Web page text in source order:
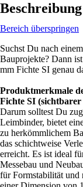
Beschreibung
Bereich überspringen
Suchst Du nach
Bauprojekte? Dann
mm Fichte SI genau
Produktmerkmale
Fichte SI
Darum solltest Du
Leimbinder, bietet
zu herkömmlichem
das schichtweise
erreicht. Es ist ideal
Messebau und
für Formstabilität